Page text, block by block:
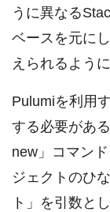
うに異なる
ベースを元に
えられるよう
Pulumiを利用
する必要があ
new」コマン
ジェクトのひ
ト」を引数と